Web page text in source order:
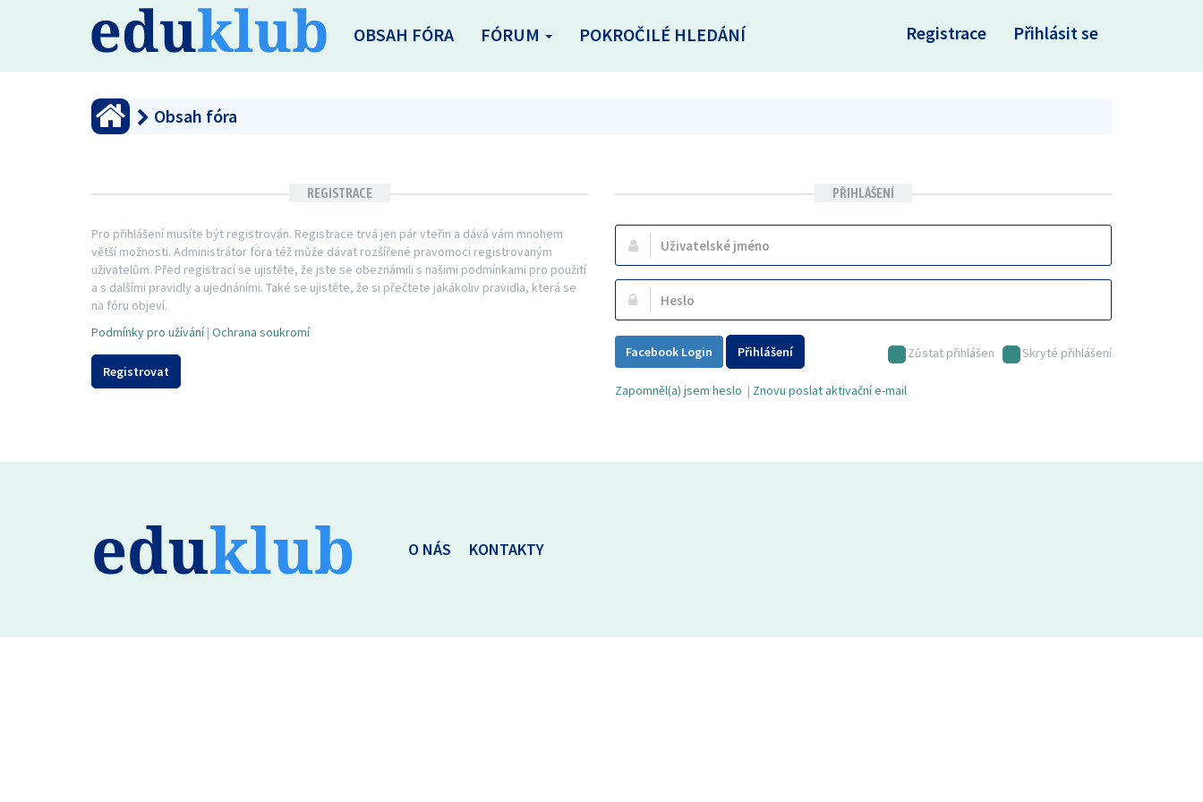
OBSAH FÓRA FÓRUM POKROČILÉ HLEDÁNÍ Registrace Přihlásit se
Obsah fóra
REGISTRACE
Pro přihlášení musíte být registrován. Registrace trvá jen pár vteřin a dává vám mnohem
větší možnosti. Administrátor fóra též může dávat rozšířené pravomoci registrovaným
uživatelům. Před registrací se ujistěte, že jste se obeznámili s našimi podmínkami pro použití
a s dalšími pravidly a ujednáními. Také se ujistěte, že si přečtete jakákoliv pravidla, která se
na fóru objeví.
Podmínky pro užívání| Ochrana soukromí
Registrovat
PŘIHLÁŠENÍ
Uživatelské
jméno:
Heslo:
Zůstat přihlášen Skryté přihlášení
Facebook Login Přihlášení
Zapomněl(a) jsem heslo | Znovu poslat aktivační e-mail
eduklub O NÁS KONTAKTY